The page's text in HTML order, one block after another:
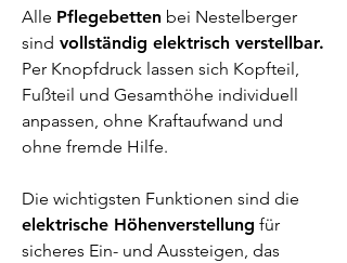
Alle Pflegebetten bei Nestelberger
sind vollständig elektrisch verstellbar.
Per Knopfdruck lassen sich Kopfteil,
Fußteil und Gesamthöhe individuell
anpassen, ohne Kraftaufwand und
ohne fremde Hilfe.
Die wichtigsten Funktionen sind die
elektrische Höhenverstellung für
sicheres Ein- und Aussteigen, das